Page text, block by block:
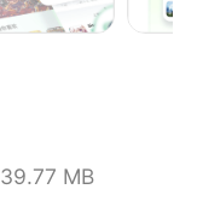
39.77 MB